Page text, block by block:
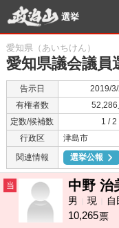
選挙
愛知県（あいちけん）
愛知県議会議員
告示日 2019/
有権者数
52,286
定数/候補数
1 / 2
行政区
津島市
関連情報
選挙公報
当 中野 治
男
現 自
10,265票